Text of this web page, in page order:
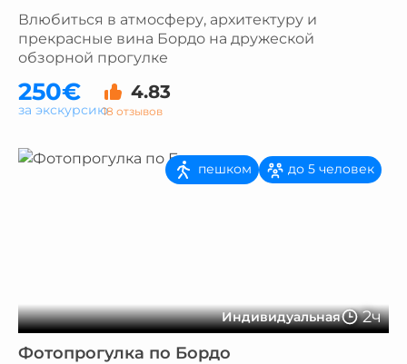
Влюбиться в атмосферу, архитектуру и
прекрасные вина Бордо на дружеской
обзорной прогулке
250€ 4.83
18 отзывов
за экскурсию
Индивидуальная 2ч
пешком до 5 человек
Фотопрогулка по Бордо